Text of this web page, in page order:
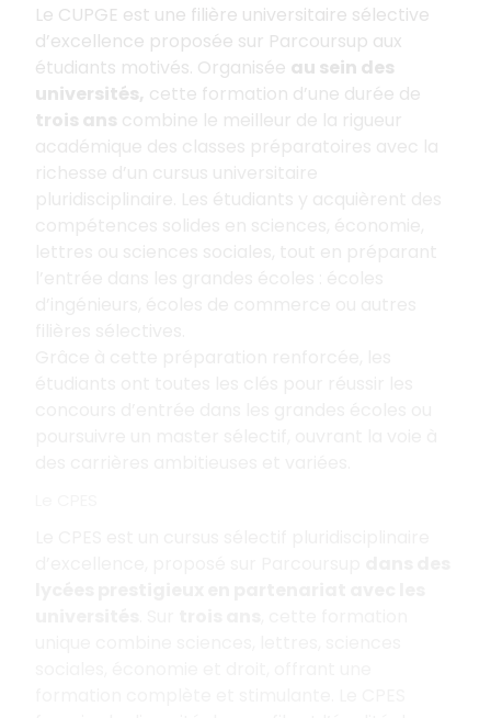
Le CUPGE est une filière universitaire sélective
d’excellence proposée sur Parcoursup aux
étudiants motivés. Organisée au sein des
universités, cette formation d’une durée de
trois ans combine le meilleur de la rigueur